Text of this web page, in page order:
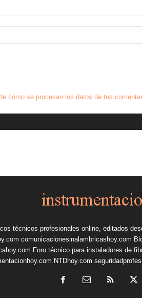
cómo se procesan los datos de tus
técnicos profesionales online, editados
comunicacionesinalambricashoy.com
Foro técnico para instaladores de
NTDhoy.com